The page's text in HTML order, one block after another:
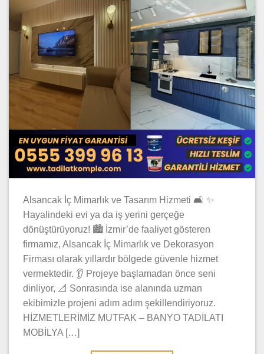
Alsancak İç Mimarlık ve Tasarım Hizmeti 🛋️ ✨
Hayalindeki evi ya da iş yerini gerçeğe
dönüştürüyoruz! 🏙️ İzmir’de faaliyet gösteren
firmamız, Alsancak İç Mimarlık ve Dekorasyon
Firması olarak yıllardır bölgede güvenle hizmet
vermektedir. 👂 Projeye başlamadan önce seni
dinliyor, 📐 Sonrasında ise alanında uzman
ekibimizle projeni adım adım şekillendiriyoruz.
HİZMETLERİMİZ MUTFAK – BANYO TADİLATI
MOBİLYA […]